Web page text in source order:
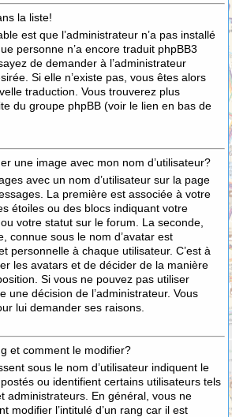
la liste!
est que l’administrateur n’a pas installé
personne n’a encore traduit phpBB3
de demander à l’administrateur
Si elle n’existe pas, vous êtes alors
traduction. Vous trouverez plus
du groupe phpBB (voir le lien en bas de
une image avec mon nom d’utilisateur?
avec un nom d’utilisateur sur la page
La première est associée à votre
étoiles ou des blocs indiquant votre
votre statut sur le forum. La seconde,
connue sous le nom d’avatar est
personnelle à chaque utilisateur. C’est à
les avatars et de décider de la manière
Si vous ne pouvez pas utiliser
une décision de l’administrateur. Vous
lui demander ses raisons.
et comment le modifier?
sous le nom d’utilisateur indiquent le
ou identifient certains utilisateurs tels
administrateurs. En général, vous ne
modifier l’intitulé d’un rang car il est